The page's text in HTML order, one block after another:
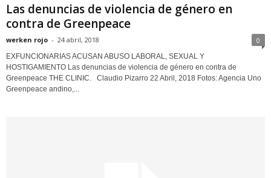
Las denuncias de violencia de género en
contra de Greenpeace
werken rojo - 24 abril, 2018 0
EXFUNCIONARIAS ACUSAN ABUSO LABORAL, SEXUAL Y
HOSTIGAMIENTO Las denuncias de violencia de género en contra de
Greenpeace THE CLINIC. Claudio Pizarro 22 Abril, 2018 Fotos: Agencia Uno
Greenpeace andino,...